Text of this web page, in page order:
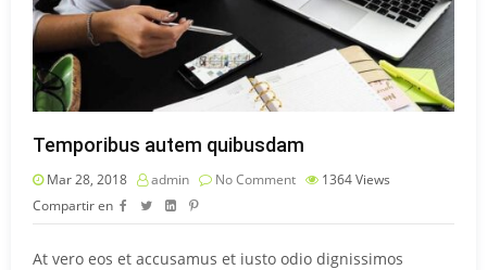
Temporibus autem quibusdam
Mar 28, 2018 admin No Comment 1364Views
Compartir en
At vero eos et accusamus et iusto odio dignissimos